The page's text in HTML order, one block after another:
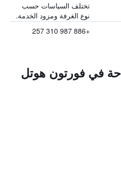
تختلف السياسات حسب
نوع الغرفة ومزود الخدمة.
+886 987 310 257
في فورتون هوتل